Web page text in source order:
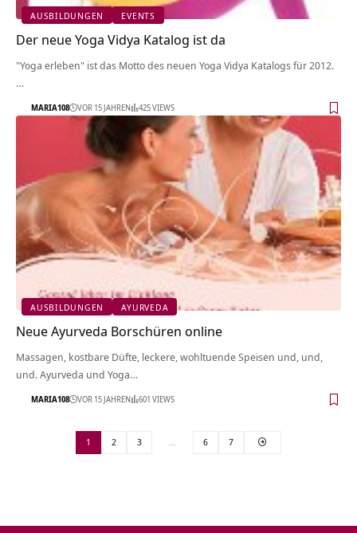
AUSBILDUNGEN EVENTS
Der neue Yoga Vidya Katalog ist da
"Yoga erleben" ist das Motto des neuen Yoga Vidya Katalogs für 2012.
…
MARIA108 VOR 15 JAHREN 425 VIEWS
AUSBILDUNGEN AYURVEDA
Neue Ayurveda Borschüren online
Massagen, kostbare Düfte, leckere, wohltuende Speisen und, und,
und. Ayurveda und Yoga…
MARIA108 VOR 15 JAHREN 601 VIEWS
1 2 3 … 6 7